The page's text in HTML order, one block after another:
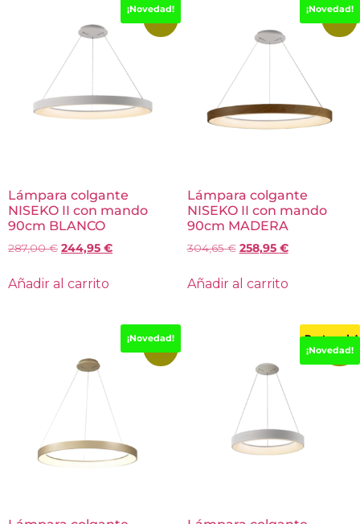
¡Novedad!
Lámpara colgante
NISEKO II con mando
90cm BLANCO
287,00€ 244,95 €
Añadir al carrito
¡Novedad!
Lámpara colgante
NISEKO II con mando
90cm MADERA
304,65€ 258,95 €
Añadir al carrito
¡Novedad!
-15%
¡Destacado!
¡Novedad!